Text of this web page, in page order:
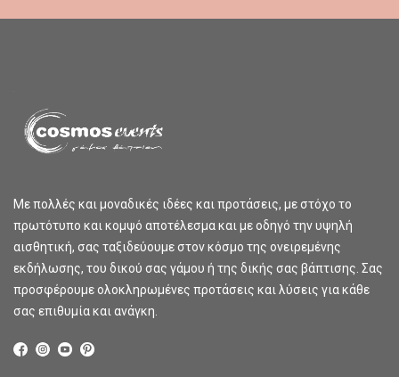
Με πολλές και μοναδικές ιδέες και προτάσεις, με στόχο το
πρωτότυπο και κομψό αποτέλεσμα και με οδηγό την υψηλή
αισθητική, σας ταξιδεύουμε στον κόσμο της ονειρεμένης
εκδήλωσης, του δικού σας γάμου ή της δικής σας βάπτισης. Σας
προσφέρουμε ολοκληρωμένες προτάσεις και λύσεις για κάθε
σας επιθυμία και ανάγκη.